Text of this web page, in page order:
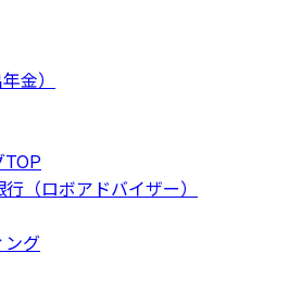
金）
TOP
（ロボアドバイザー）
ング